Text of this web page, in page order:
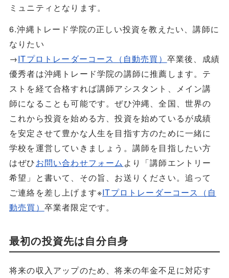
ミュニティとなります。
6.沖縄トレード学院の正しい投資を教えたい、講師に
なりたい
→ITプロトレーダーコース（自動売買） 卒業後、成績
優秀者は沖縄トレード学院の講師に推薦します。テ
ストを経て合格すれば講師アシスタント、メイン講
師になることも可能です。ぜひ沖縄、全国、世界の
これから投資を始める方、投資を始めているが成績
を安定させて豊かな人生を目指す方のために一緒に
学校を運営していきましょう。講師を目指したい方
はぜひお問い合わせフォーム より「講師エントリー
希望」と書いて、その旨、お送りください。追って
ご連絡を差し上げます※ITプロトレーダーコース（自
動売買） 卒業者限定です。
最初の投資先は自分自身
将来の収入アップのため、将来の年金不足に対応す